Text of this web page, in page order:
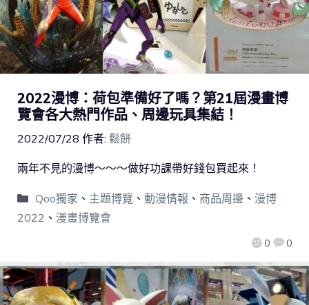
2022漫博：荷包準備好了嗎？第21屆漫畫博
覽會各大熱門作品、周邊玩具集結！
2022/07/28 作者: 鬆餅
0 0
兩年不見的漫博～～～做好功課帶好錢包買起來！
Qoo獨家 、 主題博覽 、 動漫情報 、 商品周邊 、 漫博
2022 、 漫畫博覽會